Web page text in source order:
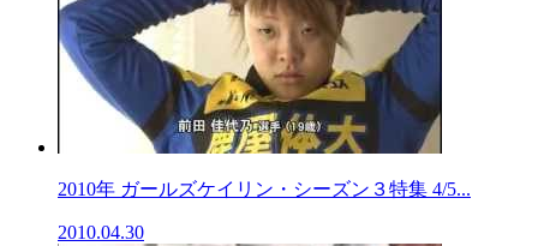
2010年 ガールズケイリン・シーズン３特集 4/5...
2010.04.30